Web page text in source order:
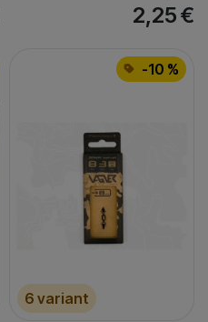
2,25€
-10 %
6 variant